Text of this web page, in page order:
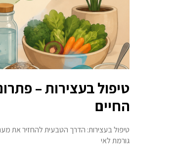
טיפול בעצירות –
החיים
טיפול בעצירות: הדרך הטבעית להחזיר את
גורמת לאי